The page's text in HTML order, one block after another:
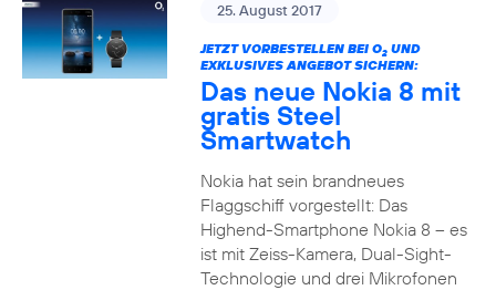
25. August 2017
JETZT VORBESTELLEN BEI O2UND
EXKLUSIVES ANGEBOT SICHERN:
Das neue Nokia 8 mit
gratis Steel
Smartwatch
Nokia hat sein brandneues
Flaggschiff vorgestellt: Das
Highend-Smartphone Nokia 8 – es
ist mit Zeiss-Kamera, Dual-Sight-
Technologie und drei Mikrofonen